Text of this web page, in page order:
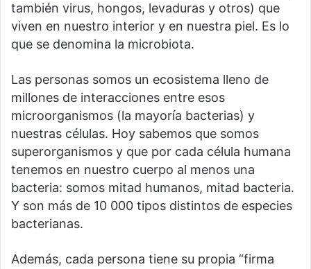
también virus, hongos, levaduras y otros) que
viven en nuestro interior y en nuestra piel. Es lo
que se denomina la microbiota.
Las personas somos un ecosistema lleno de
millones de interacciones entre esos
microorganismos (la mayoría bacterias) y
nuestras células. Hoy sabemos que somos
superorganismos y que por cada célula humana
tenemos en nuestro cuerpo al menos una
bacteria: somos mitad humanos, mitad bacteria.
Y son más de 10 000 tipos distintos de especies
bacterianas.
Además, cada persona tiene su propia “firma